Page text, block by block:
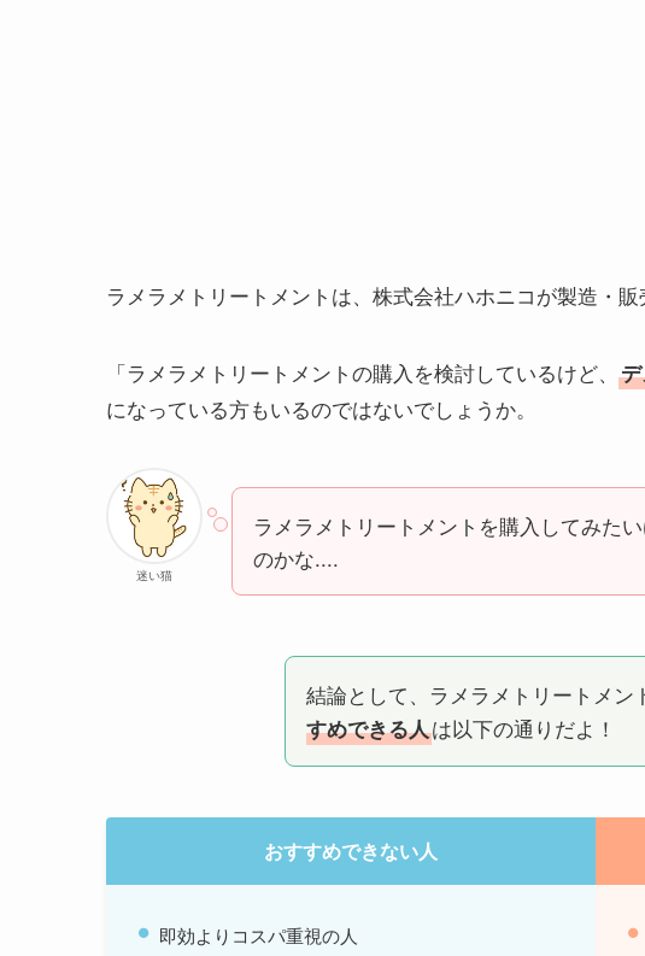
ラメラメトリートメントは、株式会社ハホニコが製造・販
「ラメラメトリートメントの購入を検討しているけど、
になっている方もいるのではないでしょうか。
迷い猫
ラメラメトリートメントを購入してみた
のかな....
結論として、ラメラメトリートメン
すめできる人は以下の通りだよ！
おすすめできない人
即効よりコスパ重視の人